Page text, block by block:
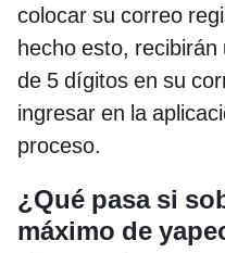
colocar su correo
hecho esto, recibirán
de 5 dígitos en su
ingresar en la
proceso.
¿Qué pasa si
máximo de